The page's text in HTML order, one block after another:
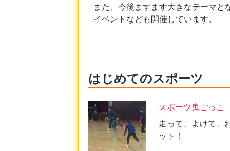
また、今後ますます大きなテーマ
イベントなども開催しています。
はじめてのスポーツ
スポーツ鬼ごっこ
走って、よけて、
ット！